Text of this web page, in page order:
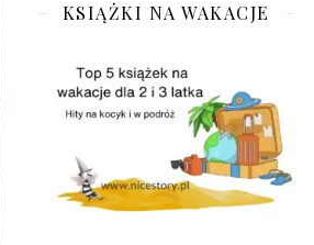
KSIĄŻKI NA WAKACJE